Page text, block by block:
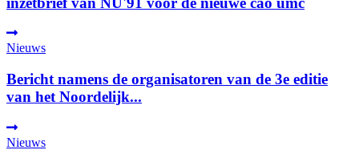
Nieuws
Bericht namens de organisatoren van de 3e editie
van het Noordelijk...
Nieuws